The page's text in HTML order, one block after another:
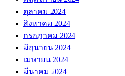
ตุลาคม 2024
สิงหาคม 2024
กรกฎาคม 2024
มิถุนายน 2024
เมษายน 2024
มีนาคม 2024